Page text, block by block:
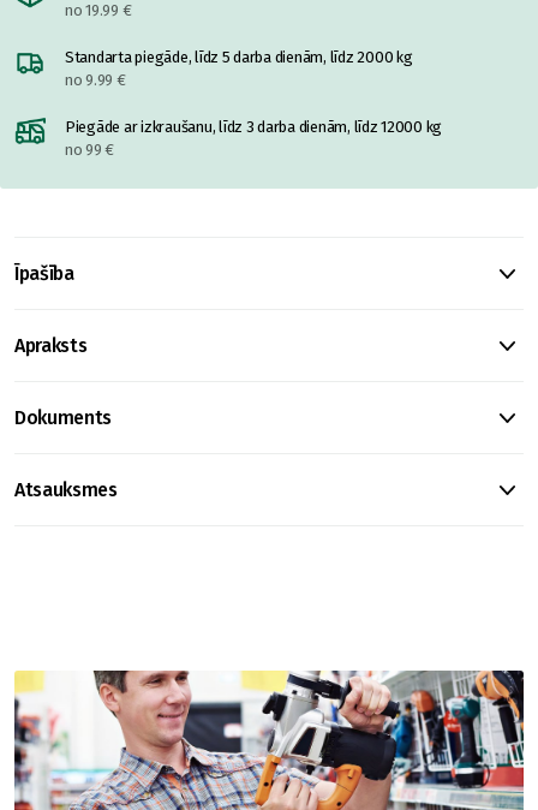
no 19.99 €
Standarta piegāde, līdz 5 darba dienām, līdz 2000 kg
no 9.99 €
Piegāde ar izkraušanu, līdz 3 darba dienām, līdz 12000 kg
no 99 €
Īpašība
Apraksts
Dokuments
Atsauksmes